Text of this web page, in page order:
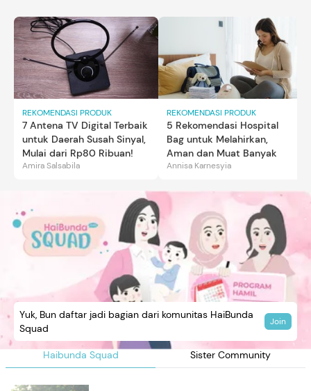
REKOMENDASI PRODUK
7 Antena TV Digital Terbaik
untuk Daerah Susah Sinyal,
Mulai dari Rp80 Ribuan!
Amira Salsabila
REKOMENDASI PRODUK
5 Rekomendasi Hospital
Bag untuk Melahirkan,
Aman dan Muat Banyak
Annisa Karnesyia
Haibunda Squad Sister Community
Yuk, Bun daftar jadi bagian dari komunitas HaiBunda
Squad
Join